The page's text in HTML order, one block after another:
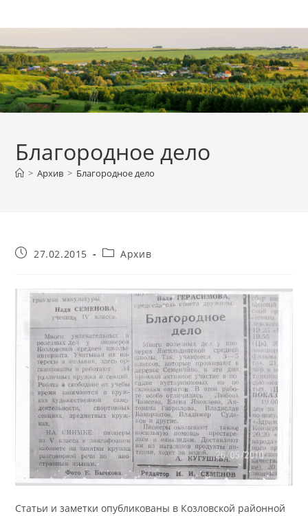
к
содержимому
Благородное дело
> Архив > Благородное дело
Запись27.02.2015
Рубрика
Архив
Статьи и заметки опубликованы в Козловской районной